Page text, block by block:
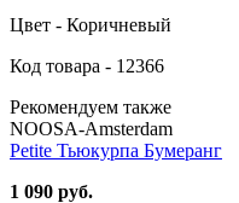
Цвет - Коричневый
Код товара - 12366
Рекомендуем также
NOOSA-Amsterdam
Petite Тьюкурпа Бумеранг
1 090 руб.